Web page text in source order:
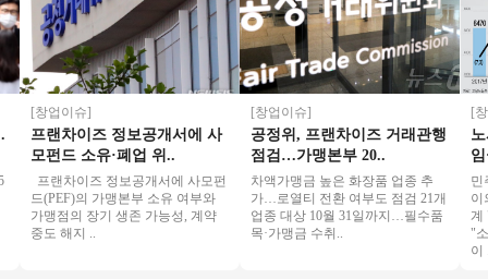
[창업이슈]
프랜차이즈 정보공개서에 사
모펀드 소유·폐업 위..
프랜차이즈 정보공개서에 사모펀
드(PEF)의 가맹본부 소유 여부와
가맹점의 장기 생존 가능성, 계약
중도 해지 ..
[창업이슈]
공정위, 프랜차이즈 거래관행
점검…가맹본부 20..
차액가맹금 높은 화장품 업종 추
가…로열티 전환 여부도 점검 21개
업종 대상 10월 31일까지…필수품
목·가맹금 수취..
[창업
노
임
민주
이의
계 "
"소